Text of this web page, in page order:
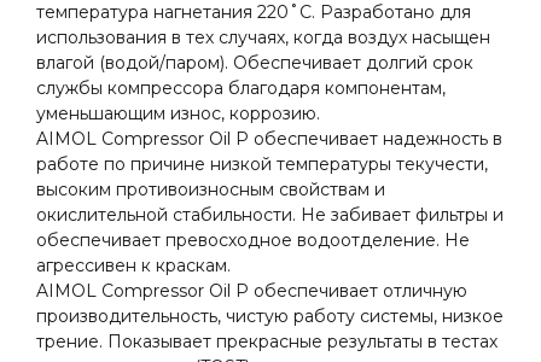
температура нагнетания 220˚C. Разработано для
использования в тех случаях, когда воздух насыщен
влагой (водой/паром). Обеспечивает долгий срок
службы компрессора благодаря компонентам,
уменьшающим износ, коррозию.
AIMOL Compressor Oil P обеспечивает надежность в
работе по причине низкой температуры текучести,
высоким противоизносным свойствам и
окислительной стабильности. Не забивает фильтры и
обеспечивает превосходное водоотделение. Не
агрессивен к краскам.
AIMOL Compressor Oil P обеспечивает отличную
производительность, чистую работу системы, низкое
трение. Показывает прекрасные результаты в тестах